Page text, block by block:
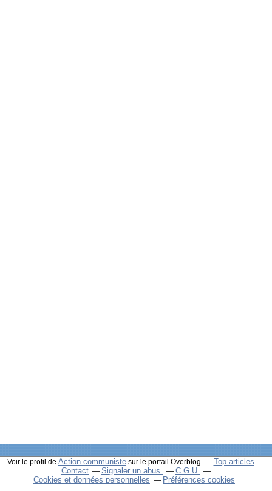
Voir le profil de Action communistesur le portail Overblog
Top articles
Contact
Signaler un abus
C.G.U.
Cookies et données personnelles
Préférences cookies